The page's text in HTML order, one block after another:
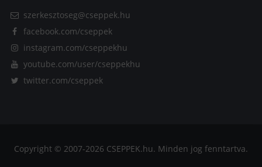
szerkesztoseg@cseppek.hu
facebook.com/cseppek
instagram.com/cseppekhu
youtube.com/user/cseppekhu
twitter.com/cseppek
Copyright © 2007-2026 CSEPPEK.hu. Minden jog fenntartva.